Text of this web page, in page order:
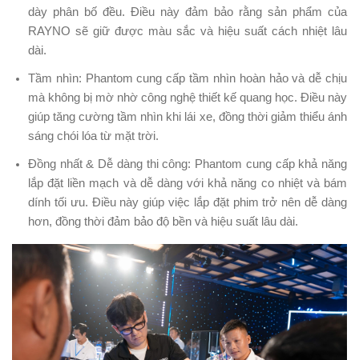
dày phân bố đều. Điều này đảm bảo rằng sản phẩm của
RAYNO sẽ giữ được màu sắc và hiệu suất cách nhiệt lâu
dài.
Tầm nhìn: Phantom cung cấp tầm nhìn hoàn hảo và dễ chịu
mà không bị mờ nhờ công nghệ thiết kế quang học. Điều này
giúp tăng cường tầm nhìn khi lái xe, đồng thời giảm thiểu ánh
sáng chói lóa từ mặt trời.
Đồng nhất & Dễ dàng thi công: Phantom cung cấp khả năng
lắp đặt liền mạch và dễ dàng với khả năng co nhiệt và bám
dính tối ưu. Điều này giúp việc lắp đặt phim trở nên dễ dàng
hơn, đồng thời đảm bảo độ bền và hiệu suất lâu dài.